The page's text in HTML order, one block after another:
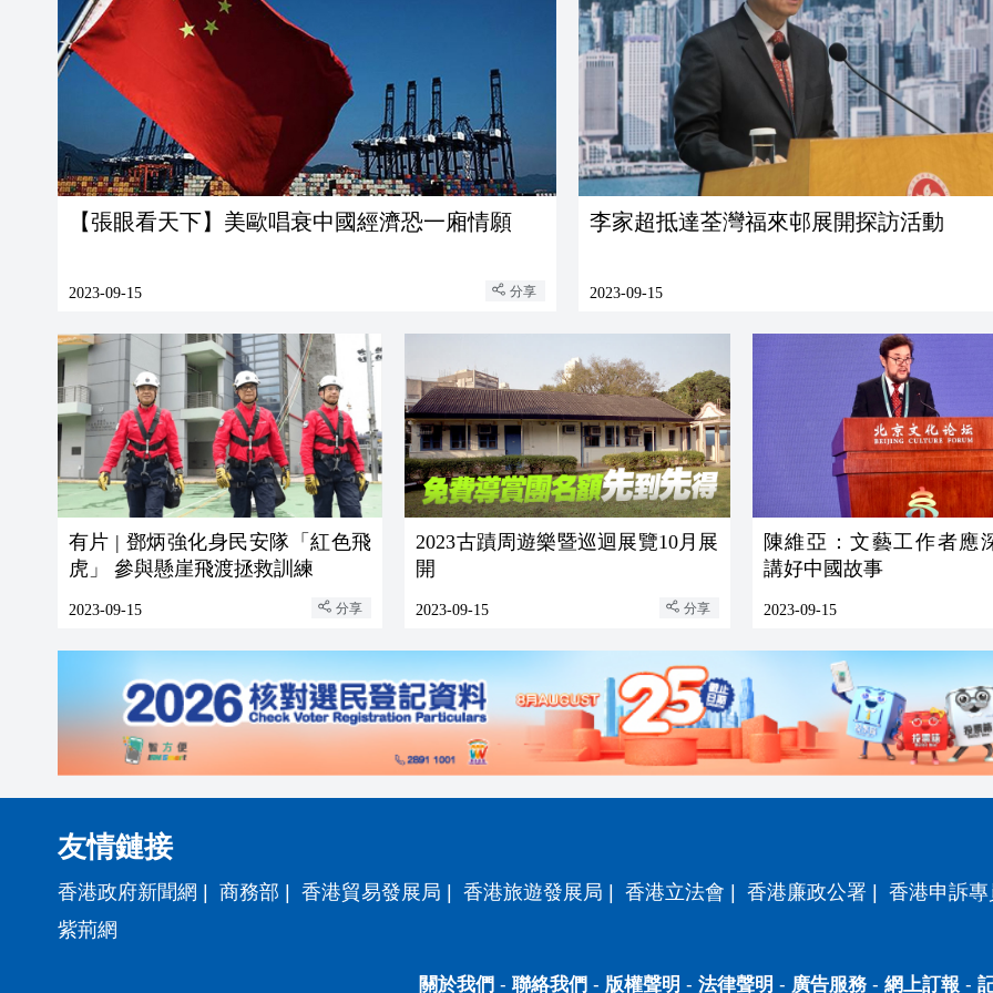
【張眼看天下】美歐唱衰中國經濟恐一廂情願
2023-09-15 分享
李家超抵達荃灣福來邨展開探訪活動
2023-09-15
有片 | 鄧炳強化身民安隊「紅色飛
虎」 參與懸崖飛渡拯救訓練
2023-09-15 分享
2023古蹟周遊樂暨巡迴展覽10月展
開
2023-09-15 分享
陳維亞：文藝工作者應
講好中國故事
2023-09-15
友情鏈接
香港政府新聞網 商務部 香港貿易發展局 香港旅遊發展局 香港立法會 香港廉政公署
香港申訴
紫荊網
關於我們 - 聯絡我們 - 版權聲明 - 法律聲明 - 廣告服務- 網上訂報 -